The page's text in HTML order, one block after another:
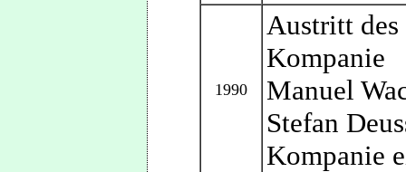
1990
Austritt des
Kompanie
Manuel
Stefan
Kompanie